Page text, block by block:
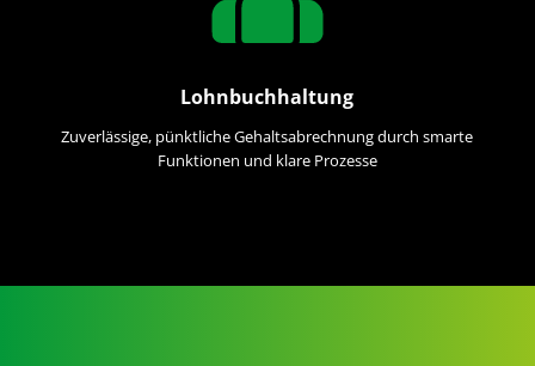
Lohnbuchhaltung
Zuverlässige, pünktliche Gehaltsabrechnung durch smarte
Funktionen und klare Prozesse